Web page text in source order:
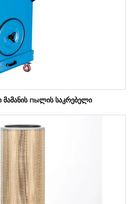
მამანის пыლის საკრებელი